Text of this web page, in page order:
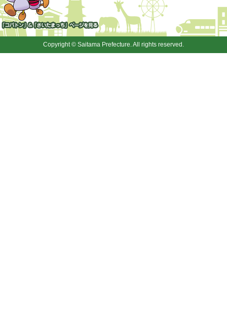
「コバトン」&「さいたまっ
Copyright © Saitama Prefecture. All rights reserved.